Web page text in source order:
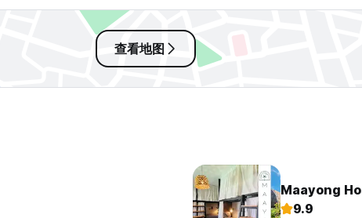
查看地图
Maayong
9.9